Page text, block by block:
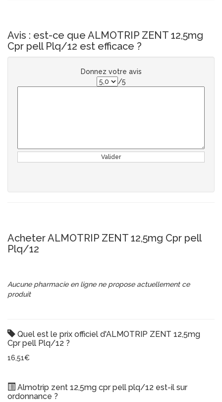
Avis : est-ce que ALMOTRIP ZENT 12,5mg
Cpr pell Plq/12 est efficace ?
Donnez votre avis
/5
Valider
Acheter ALMOTRIP ZENT 12,5mg Cpr pell
Plq/12
Aucune pharmacie en ligne ne propose actuellement ce
produit
Quel est le prix officiel d'ALMOTRIP ZENT 12,5mg
Cpr pell Plq/12 ?
16,51€
Almotrip zent 12,5mg cpr pell plq/12 est-il sur
ordonnance ?